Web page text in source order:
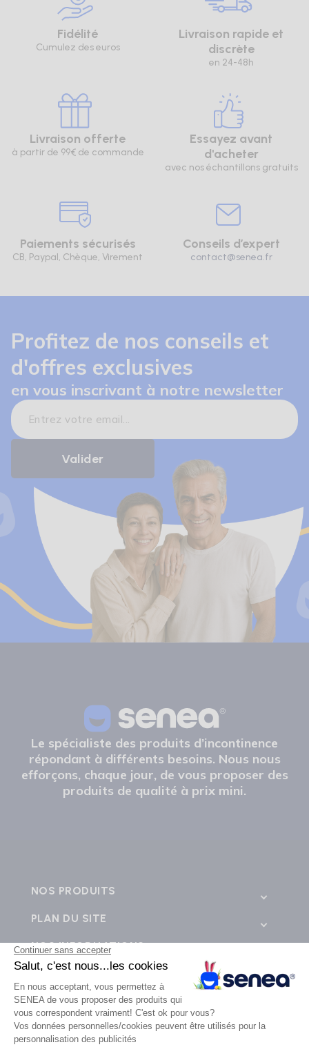
Fidélité
Cumulez des euros
Livraison rapide et
discrète
en 24-48h
Livraison offerte
à partir de 99€ de commande
Essayez avant
d'acheter
avec nos échantillons gratuits
Paiements sécurisés
CB, Paypal, Chèque, Virement
Conseils d’expert
contact@senea.fr
Profitez de nos conseils et
d'offres exclusives
en vous inscrivant à notre newsletter
Le spécialiste des produits d’incontinence
répondant à différents besoins. Nous nous
efforçons, chaque jour, de vous proposer des
produits de qualité à prix mini.
NOS PRODUITS
PLAN DU SITE
NOS INFORMATIONS
CONTACTEZ-NOUS